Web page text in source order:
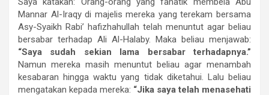
Mannar Al-Iraqy di majelis mereka yang terekam bersama
Asy-Syaikh Rabi’ hafizhahullah telah menuntut agar beliau
bersabar terhadap Ali Al-Halaby. Maka beliau menjawab:
“Saya sudah sekian lama bersabar terhadapnya.”
Namun mereka masih menuntut beliau agar menambah
kesabaran hingga waktu yang tidak diketahui. Lalu beliau
mengatakan kepada mereka: “Jika saya telah menasehati